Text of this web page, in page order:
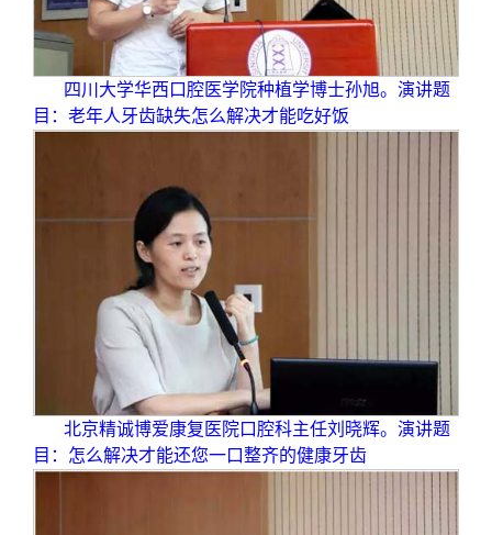
四川大学华西口腔医学院种植学博士孙旭。演讲题
目：老年人牙齿缺失怎么解决才能吃好饭
北京精诚博爱康复医院口腔科主任刘晓辉。演讲题
目：怎么解决才能还您一口整齐的健康牙齿